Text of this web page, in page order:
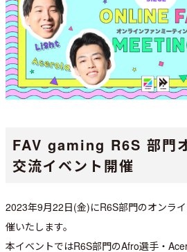
FAV gaming R6S 部門
交流イベント開催
2023年9月22日(金)にR6S部門のオンラ
催いたします。
本イベントではR6S部門のAfro選手・